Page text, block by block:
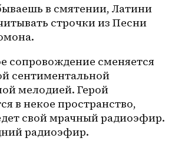
в смятении, Латини
строчки из Песни
сопровождение сменяется
сентиментальной
мелодией. Герой
в некое пространство,
свой мрачный радиоэфир.
радиоэфир.